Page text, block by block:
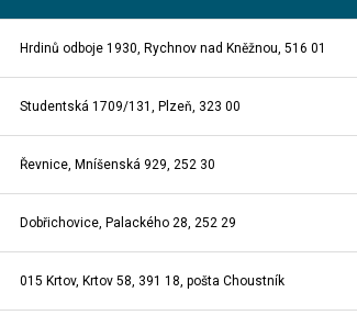
Hrdinů odboje 1930, Rychnov nad Kněžnou, 516 01
Studentská 1709/131, Plzeň, 323 00
Řevnice, Mníšenská 929, 252 30
Dobřichovice, Palackého 28, 252 29
015 Krtov, Krtov 58, 391 18, pošta Choustník